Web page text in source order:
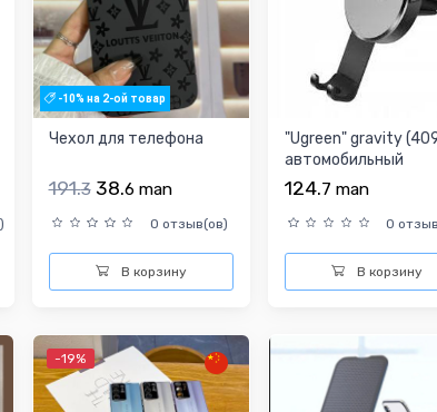
-10% на 2-ой товар
Чехол для телефона
191.3 38.6 man
0 отзыв(ов)
В корзину
"Ugreen" gravity
автомобильный
держатель для
124.7 man
0
В корзину
-19%